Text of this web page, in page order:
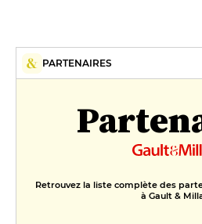
PARTENAIRES
Retrouvez la liste complète des
à Gault &